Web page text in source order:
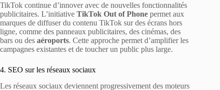
TikTok continue d’innover avec de nouvelles fonctionnalités
publicitaires. L’initiative TikTok Out of Phone permet aux
marques de diffuser du contenu TikTok sur des écrans hors
ligne, comme des panneaux publicitaires, des cinémas, des
bars ou des aéroports. Cette approche permet d’amplifier les
campagnes existantes et de toucher un public plus large.
4. SEO sur les réseaux sociaux
Les réseaux sociaux deviennent progressivement des moteurs